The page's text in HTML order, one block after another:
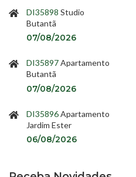
DI35898 Studio
Butantã
07/08/2026
DI35897Apartamento
Butantã
07/08/2026
DI35896Apartamento
Jardim Ester
06/08/2026